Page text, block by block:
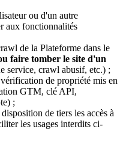
ou d'un autre
aux fonctionnalités
de la Plateforme dans le
faire tomber le site d'un
service, crawl abusif, etc.) ;
de propriété mis en
GTM, clé API,
;
de tiers les accès à
les usages interdits ci-